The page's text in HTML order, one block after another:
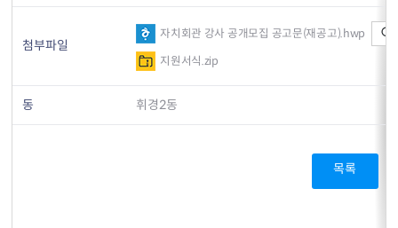
첨부파일
자치회관 강사 공개모집 공고문(재공고).hwp
지원서식.zip
동 휘경2동
목록